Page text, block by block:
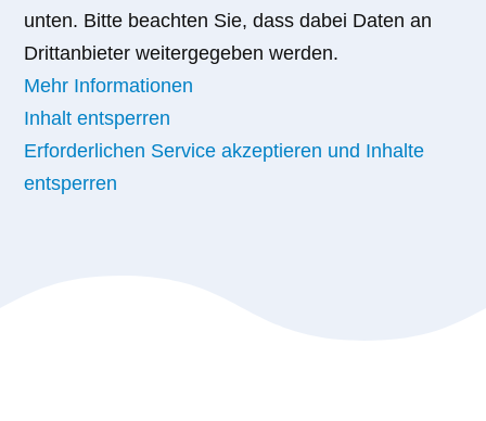
unten. Bitte beachten Sie, dass dabei Daten an
Drittanbieter weitergegeben werden.
Mehr Informationen
Inhalt entsperren
Erforderlichen Service akzeptieren und Inhalte
entsperren